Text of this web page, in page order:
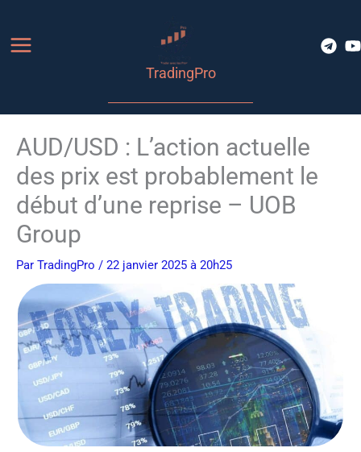
contenu
TradingPro
AUD/USD : L’action actuelle
des prix est probablement le
début d’une reprise – UOB
Group
Par TradingPro / 22 janvier 2025 à 20h25